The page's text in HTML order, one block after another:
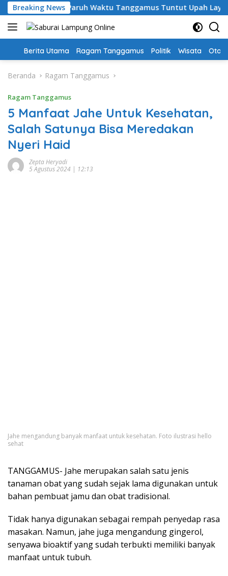
Langsung
ke
konten
Breaking News
Guru PPPK Paruh Waktu Tanggamus Tuntut Upah Layak
Home
Berita Utama Ragam Tanggamus Politik Wisata Oto
Beranda Ragam Tanggamus
Ragam Tanggamus
5 Manfaat Jahe Untuk Kesehatan,
Salah Satunya Bisa Meredakan
Nyeri Haid
Zepta Heryadi
5 Agustus 2024 | 12:13
Jahe mengandung banyak manfaat untuk kesehatan. Foto ilustrasi hello
sehat
TANGGAMUS- Jahe merupakan salah satu jenis
tanaman obat yang sudah sejak lama digunakan untuk
bahan pembuat jamu dan obat tradisional.
Tidak hanya digunakan sebagai rempah penyedap rasa
masakan. Namun, jahe juga mengandung gingerol,
senyawa bioaktif yang sudah terbukti memiliki banyak
manfaat untuk tubuh.